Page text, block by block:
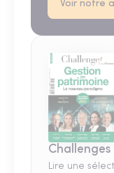
Voir notre
Lire une